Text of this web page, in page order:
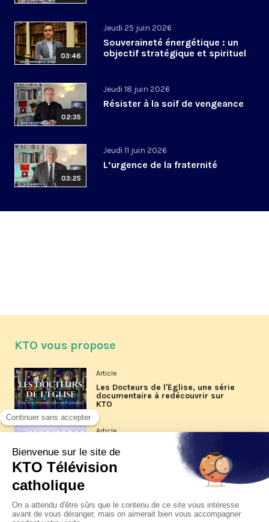
03:46
Jeudi 25 juin 2026
Souveraineté énergétique : un
objectif stratégique et spirituel
02:35
Jeudi 18 juin 2026
Résister à la soif de vengeance
03:25
Jeudi 11 juin 2026
L’urgence de la fraternité
KTO vous propose
Article
Les Docteurs de l'Église, une série
documentaire à redécouvrir sur
KTO
Article
Les reportages d'été 2026 de KTO
La visite pastorale du pape Léon
XIV à Assise à suivre sur KTO le
jeudi 6 août